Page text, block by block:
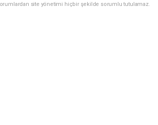
site yönetimi hiçbir şekilde sorumlu tutulamaz.